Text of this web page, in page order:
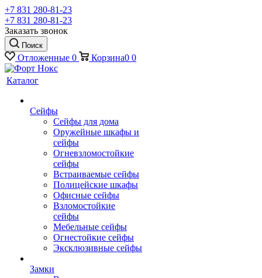
+7 831 280-81-23
+7 831 280-81-23
Заказать звонок
Поиск
Отложенные 0 Корзина0 0
Каталог
Сейфы
Сейфы для дома
Оружейные шкафы и
сейфы
Огневзломостойкие
сейфы
Встраиваемые сейфы
Полицейские шкафы
Офисные сейфы
Взломостойкие
сейфы
Мебельные сейфы
Огнестойкие сейфы
Эксклюзивные сейфы
Замки